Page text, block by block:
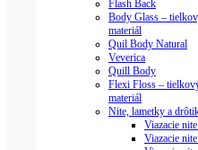
Flash Back
Body Glass –
materiál
Quil Body Natural
Veverica
Quill Body
Flexi Floss –
materiál
Nite, lametky a
Viazacie
Viazacie